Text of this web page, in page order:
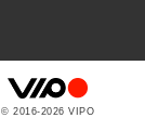
© 2016-2026 VIPO